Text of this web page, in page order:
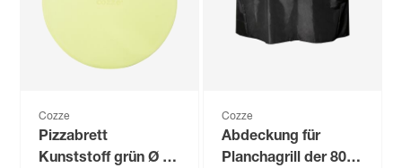
Cozze
Pizzabrett
Kunststoff grün Ø 35
Cozze
Abdeckung für
Planchagrill der 800-